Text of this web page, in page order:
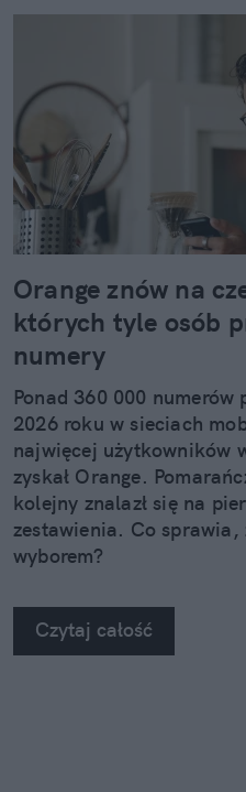
Orange znów na
których tyle osób
numery
Ponad 360 000
2026 roku w sieciach
najwięcej użytkowników
zyskał Orange.
kolejny znalazł się na
zestawienia. Co sprawia,
wyborem?
Czytaj całość